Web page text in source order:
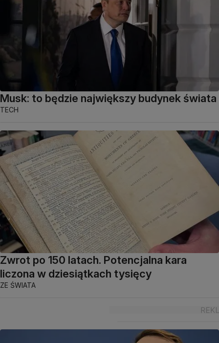
Musk: to będzie największy budynek świata
TECH
Zwrot po 150 latach. Potencjalna kara
liczona w dziesiątkach tysięcy
ZE ŚWIATA